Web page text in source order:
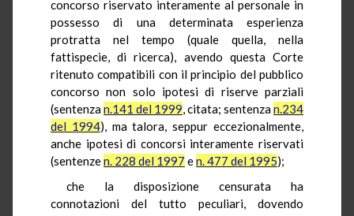
concorso riservato interamente al personale in
possesso di una determinata esperienza
protratta nel tempo (quale quella, nella
fattispecie, di ricerca), avendo questa Corte
ritenuto compatibili con il principio del pubblico
concorso non solo ipotesi di riserve parziali
(sentenzan.141 del 1999, citata; sentenzan.234
del 1994), ma talora, seppur eccezionalmente,
anche ipotesi di concorsi interamente riservati
(sentenzen. 228 del 1997 en. 477 del 1995);
che la disposizione censurata ha
connotazioni del tutto peculiari, dovendo